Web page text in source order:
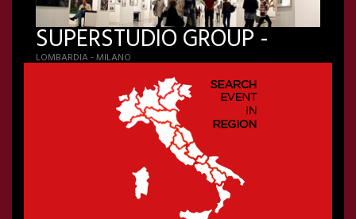
SUPERSTUDIO GROUP -
LOMBARDIA - MILANO